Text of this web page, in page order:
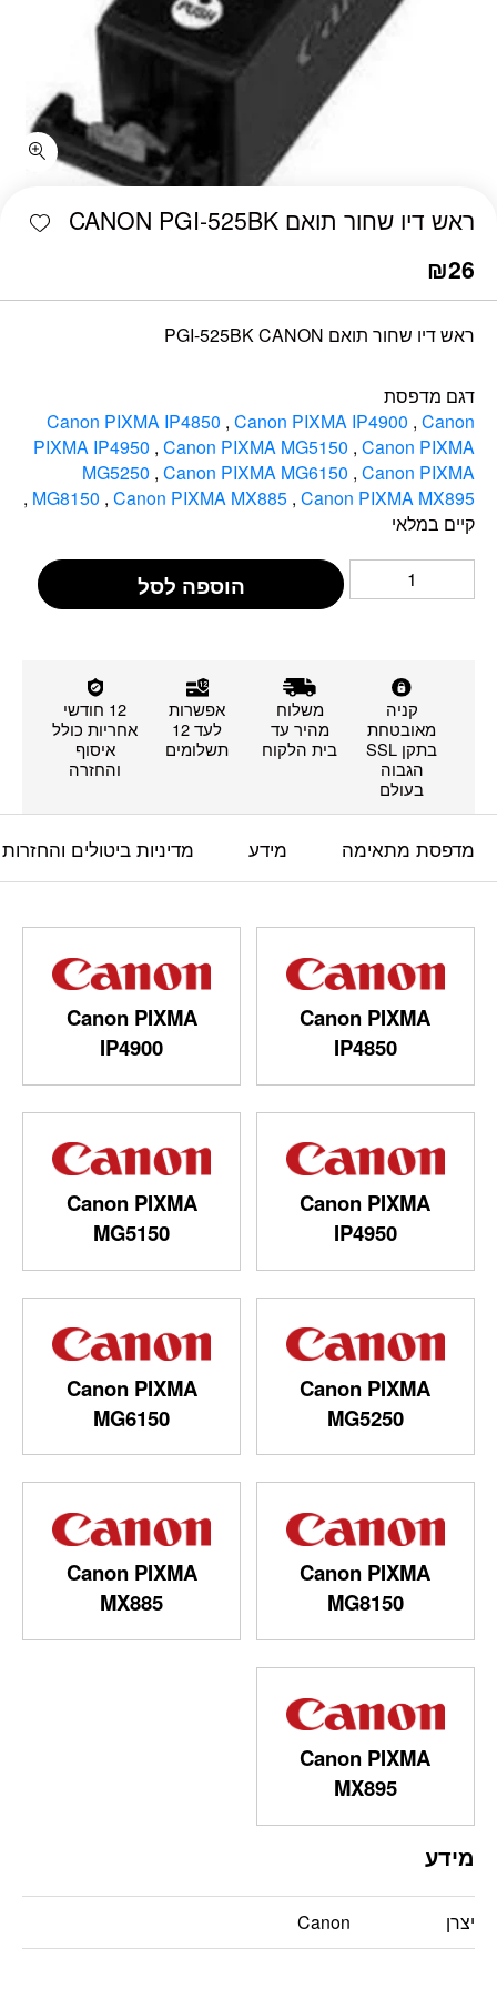
ראש דיו שחור תואם CANON PGI-525BK
₪26
ראש דיו שחור תואם PGI-525BK CANON
דגם מדפסת
Canon PIXMA IP4850 ,Canon PIXMA IP4900 ,Canon
PIXMA IP4950 ,Canon PIXMA MG5150 ,Canon PIXMA
MG5250 ,Canon PIXMA MG6150 ,Canon PIXMA
MG8150 ,Canon PIXMA MX885 ,Canon PIXMA MX895
,
קיים במלאי
הוספה לסל
קניה
מאובטחת
בתקן SSL
הגבוה
בעולם
משלוח
מהיר עד
בית הלקוח
אפשרות
לעד 12
תשלומים
12 חודשי
אחריות כולל
איסוף
והחזרה
מדפסת מתאימה מידע מדיניות ביטולים והחזרות
Canon PIXMA
IP4850
Canon PIXMA
IP4900
Canon PIXMA
IP4950
Canon PIXMA
MG5150
Canon PIXMA
MG5250
Canon PIXMA
MG6150
Canon PIXMA
MG8150
Canon PIXMA
MX885
Canon PIXMA
MX895
מידע
יצרן Canon